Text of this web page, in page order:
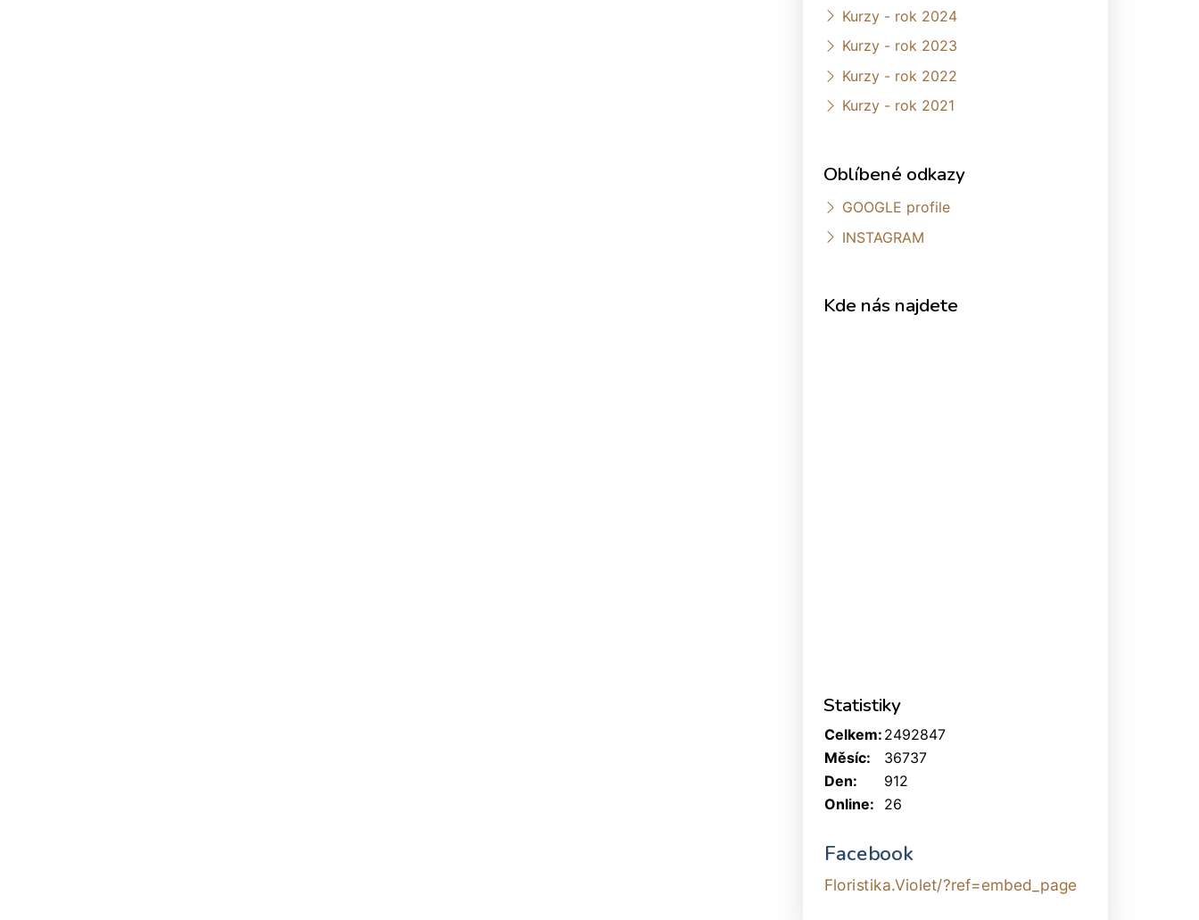
Kurzy - rok 2024
Kurzy - rok 2023
Kurzy - rok 2022
Kurzy - rok 2021
Oblíbené odkazy
GOOGLE profile
INSTAGRAM
Kde nás najdete
Statistiky
Online: 26
Celkem: 2492847
Měsíc:
36737
Den:
912
Facebook
Floristika.Violet/?ref=embed_page